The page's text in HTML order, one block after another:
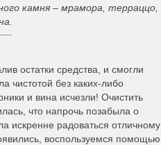
камня – мрамора, терраццо,
остатки средства, и смогли
чистотой без каких-либо
и вина исчезли! Очистить
что напрочь позабыла о
искренне радоваться отличному
воспользуемся помощью